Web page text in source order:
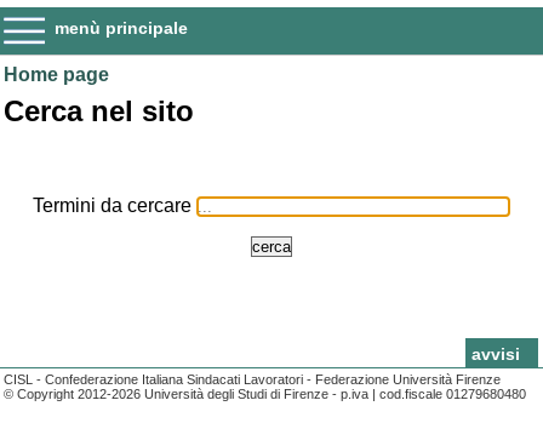
menù principale
Home page
Cerca nel sito
Termini da cercare
avvisi
CISL - Confederazione Italiana Sindacati Lavoratori - Federazione Università Firenze
© Copyright 2012-2026 Università degli Studi di Firenze - p.iva | cod.fiscale 01279680480